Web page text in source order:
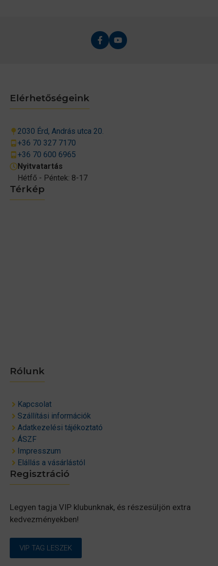
Térkép
Rólunk
Kapcsolat
Szállítási információk
Adatkezelési tájékoztató
ÁSZF
Impresszum
Elállás a vásárlástól
Elérhetőségeink
2030 Érd, András utca 20.
+36 70 327 7170
+36 70 600 6965
Nyitvatartás
Hétfő - Péntek: 8-17
Regisztráció
Legyen tagja VIP klubunknak, és részesüljön extra
kedvezményekben!
VIP TAG LESZEK